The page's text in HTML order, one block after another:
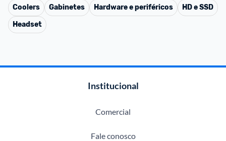
Coolers
Gabinetes Hardware e periféricos
HD e SSD
Headset
Institucional
Comercial
Fale conosco